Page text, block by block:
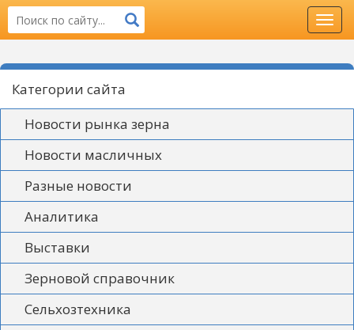
Категории сайта
Новости рынка зерна
Новости масличных
Разные новости
Аналитика
Выставки
Зерновой справочник
Сельхозтехника